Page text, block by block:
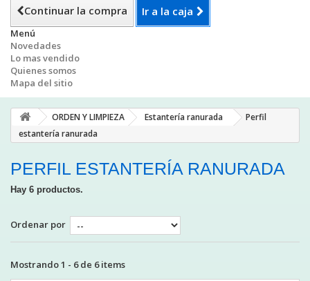
Continuar la compra Ir a la caja
Menú
Novedades
Lo mas vendido
Quienes somos
Mapa del sitio
ORDEN Y LIMPIEZA Estantería ranurada
Perfil
estantería ranurada
PERFIL ESTANTERÍA RANURADA
Hay 6 productos.
Ordenar por
Mostrando 1 - 6 de 6 items